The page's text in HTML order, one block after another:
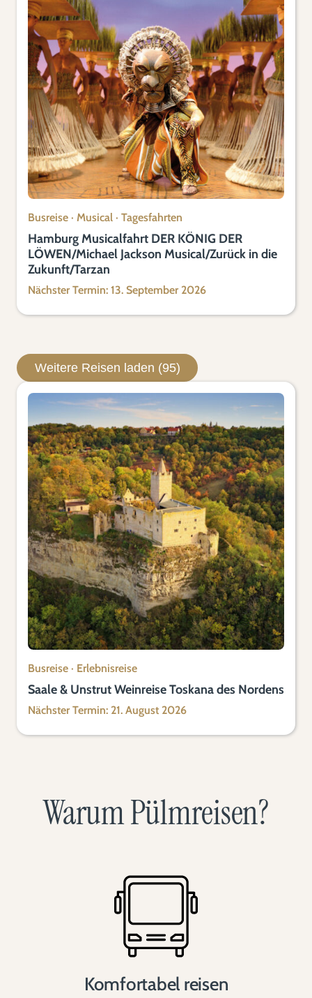
Busreise · Musical · Tagesfahrten
Hamburg Musicalfahrt DER KÖNIG DER
LÖWEN/Michael Jackson Musical/Zurück in die
Zukunft/Tarzan
Nächster Termin: 13. September 2026
Weitere Reisen laden (95)
Busreise · Erlebnisreise
Saale & Unstrut Weinreise Toskana des Nordens
Nächster Termin: 21. August 2026
Warum Pülmreisen?
Komfortabel reisen